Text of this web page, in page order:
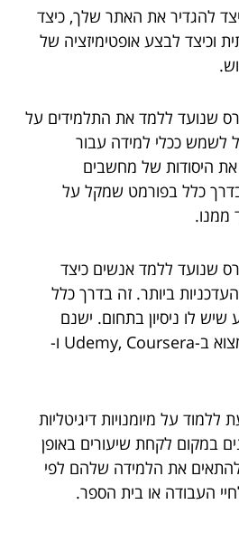
להגדיר את האתר שלך, כיצד
וכיצד לבצע אופטימיזציה של
שנועד ללמד את התלמידים על
לשמש ככלי למידה עבור
היסודות של מחשבים
בדרך כלל בפורמט שמקל על
ממנו.
שנועד ללמד אנשים כיצד
ביותר. זה בדרך כלל
לו ניסיון בתחום. ישנם
מספר קורסים שניתן למצוא ב-Udemy, Coursera ו-
על מיומנויות דיגיטליות
במקום לקחת שיעורים באופן
את הלמידה שלהם לפי
העבודה או בית הספר.